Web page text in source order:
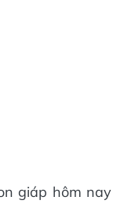
giáp hôm nay